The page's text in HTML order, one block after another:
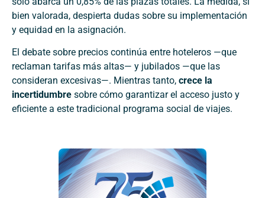
bien valorada, despierta dudas sobre su implementación
y equidad en la asignación.
El debate sobre precios continúa entre hoteleros —que
reclaman tarifas más altas— y jubilados —que las
consideran excesivas—. Mientras tanto, crece la
incertidumbre sobre cómo garantizar el acceso justo y
eficiente a este tradicional programa social de viajes.